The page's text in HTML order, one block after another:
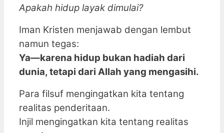
Apakah hidup layak dimulai?
Iman Kristen menjawab dengan lembut
namun tegas:
Ya—karena hidup bukan hadiah dari
dunia, tetapi dari Allah yang mengasihi.
Para filsuf mengingatkan kita tentang
realitas penderitaan.
Injil mengingatkan kita tentang realitas